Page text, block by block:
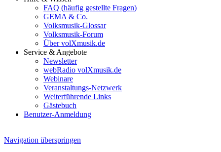
FAQ (häufig gestellte Fragen)
GEMA & Co.
Volksmusik-Glossar
Volksmusik-Forum
Über volXmusik.de
Service & Angebote
Newsletter
webRadio volXmusik.de
Webinare
Veranstaltungs-Netzwerk
Weiterführende Links
Gästebuch
Benutzer-Anmeldung
Navigation überspringen